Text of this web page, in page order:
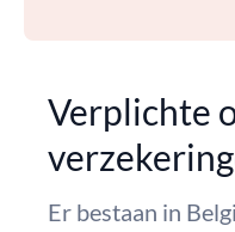
Verplichte
Er bestaan in